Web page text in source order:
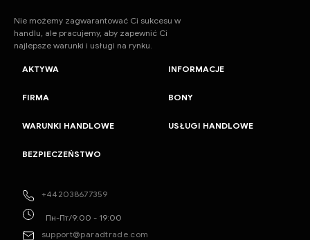
Nie możemy zagwarantować Ci sukcesu w
handlu, ale pracujemy, aby zapewnić Ci
najlepsze warunki i usługi na rynku.
+442038677359
Пн-Пт/9:00 - 19:00
support@paradtrade.com
AKTYWA INFORMACJE
FIRMA BONY
WARUNKI HANDLOWE USŁUGI HANDLOWE
BEZPIECZEŃSTWO